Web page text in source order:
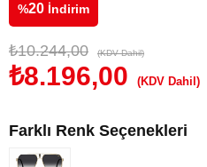
%20 İndirim
₺10.244,00 (KDV Dahil)
₺8.196,00 (KDV Dahil)
Farklı Renk Seçenekleri